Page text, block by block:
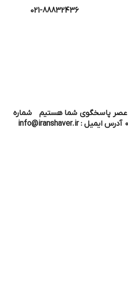
021-88832436
ایام هفته : ۱۰ صبح – ۷ عصر پاسخگوی شما هستیم شماره